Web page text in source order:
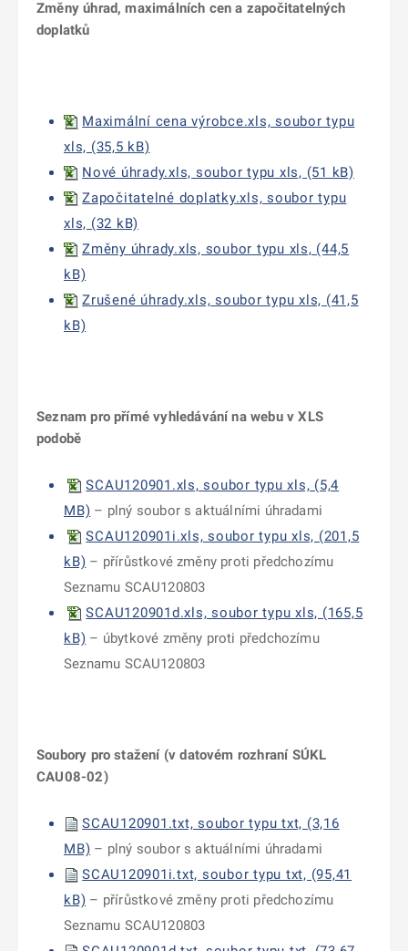
Změny úhrad, maximálních cen a započitatelných
doplatků
Maximální cena výrobce.xls, soubor typu
xls, (35,5 kB)
Nové úhrady.xls, soubor typu xls, (51 kB)
Započitatelné doplatky.xls, soubor typu
xls, (32 kB)
Změny úhrady.xls, soubor typu xls, (44,5
kB)
Zrušené úhrady.xls, soubor typu xls, (41,5
kB)
Seznam pro přímé vyhledávání na webu v XLS
podobě
SCAU120901.xls, soubor typu xls, (5,4
MB) – plný soubor s aktuálními úhradami
SCAU120901i.xls, soubor typu xls, (201,5
kB) – přírůstkové změny proti předchozímu
Seznamu SCAU120803
SCAU120901d.xls, soubor typu xls, (165,5
kB) – úbytkové změny proti předchozímu
Seznamu SCAU120803
Soubory pro stažení (v datovém rozhraní SÚKL
CAU08-02)
SCAU120901.txt, soubor typu txt, (3,16
MB) – plný soubor s aktuálními úhradami
SCAU120901i.txt, soubor typu txt, (95,41
kB) – přírůstkové změny proti předchozímu
Seznamu SCAU120803